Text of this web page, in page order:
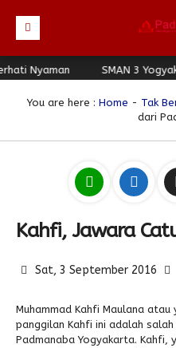
Beranda
Profil
Download
Hubungi Kami
Link Referensi
Nyaman SMAN 3
You are here : Home - Tak
dari
Kahfi, Jawara
Sat, 3 September 2016
Muhammad Kahfi Maulana
panggilan Kahfi ini adalah
Padmanaba Yogyakarta. Kahfi,